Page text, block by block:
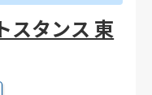
スタンス 東